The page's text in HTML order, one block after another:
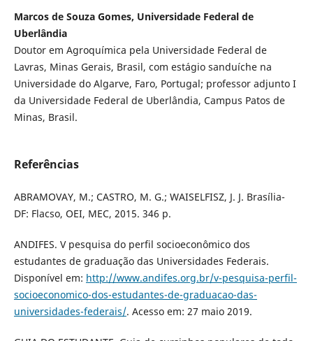
Marcos de Souza Gomes, Universidade Federal de
Uberlândia
Doutor em Agroquímica pela Universidade Federal de
Lavras, Minas Gerais, Brasil, com estágio sanduíche na
Universidade do Algarve, Faro, Portugal; professor adjunto I
da Universidade Federal de Uberlândia, Campus Patos de
Minas, Brasil.
Referências
ABRAMOVAY, M.; CASTRO, M. G.; WAISELFISZ, J. J. Brasília-
DF: Flacso, OEI, MEC, 2015. 346 p.
ANDIFES. V pesquisa do perfil socioeconômico dos
estudantes de graduação das Universidades Federais.
Disponível em: http://www.andifes.org.br/v-pesquisa-perfil-
socioeconomico-dos-estudantes-de-graduacao-das-
universidades-federais/. Acesso em: 27 maio 2019.